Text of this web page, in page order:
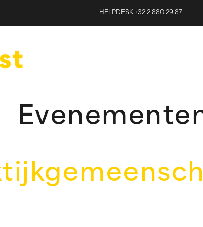
HELPDESK +32 2 880 29 87